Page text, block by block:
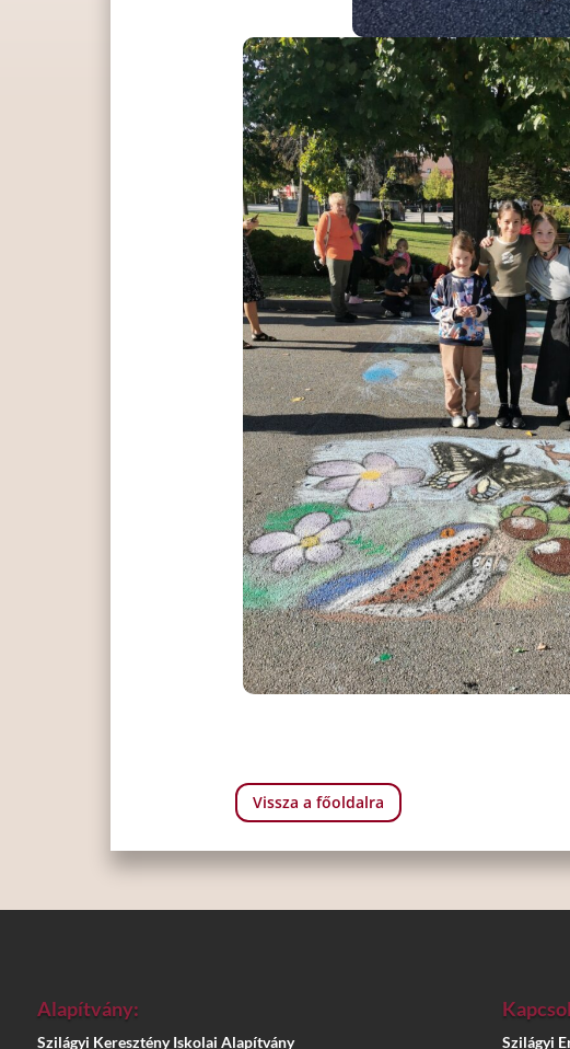
Vissza a főoldalra
Alapítvány:
Szilágyi Keresztény Iskolai Alapítvány Szilágyi